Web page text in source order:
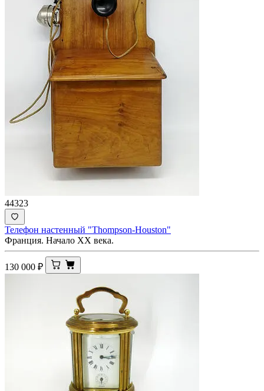
44323
Телефон настенный "Thompson-Houston"
Франция. Начало XX века.
130 000 ₽